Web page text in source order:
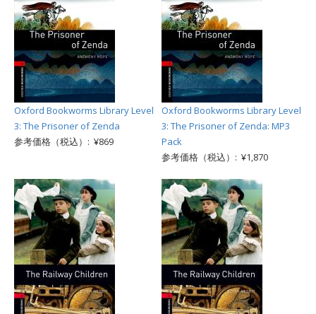
Oxford Bookworms Library Level
3: The Prisoner of Zenda
参考価格（税込）: ¥869
Oxford Bookworms Library Level
3: The Prisoner of Zenda: MP3
Pack
参考価格（税込）: ¥1,870